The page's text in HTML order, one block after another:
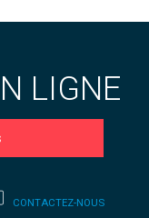
LIGNE
CONTACTEZ-NOUS